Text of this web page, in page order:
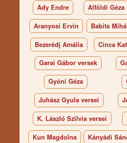
Ady Endre Alföldi Géza
Aranyosi Ervin Babits
Bezerédj Amália Cinca
Garai Gábor versek
Gyóni Géza
Juhász Gyula versei
K. László Szilvia versei
Kun Magdolna Kányádi